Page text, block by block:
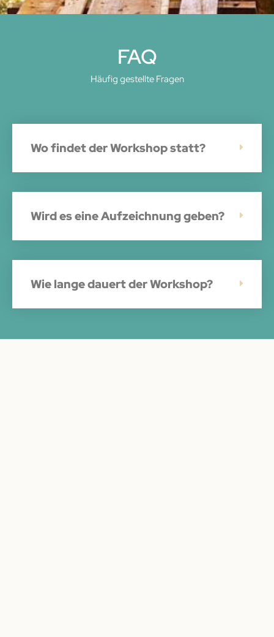
FAQ
Häufig gestellte Fragen
Wo findet der Workshop statt?
Wird es eine Aufzeichnung geben?
Wie lange dauert der Workshop?